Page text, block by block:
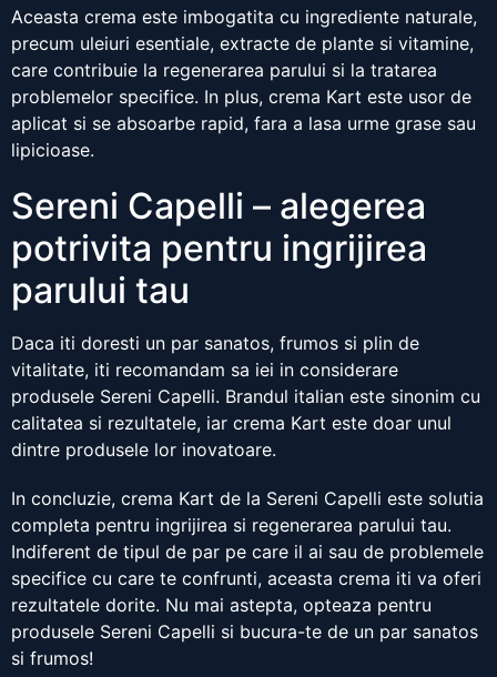
Aceasta crema este imbogatita cu ingrediente naturale,
precum uleiuri esentiale, extracte de plante si vitamine,
care contribuie la regenerarea parului si la tratarea
problemelor specifice. In plus, crema Kart este usor de
aplicat si se absoarbe rapid, fara a lasa urme grase sau
lipicioase.
Sereni Capelli – alegerea
potrivita pentru ingrijirea
parului tau
Daca iti doresti un par sanatos, frumos si plin de
vitalitate, iti recomandam sa iei in considerare
produsele Sereni Capelli. Brandul italian este sinonim cu
calitatea si rezultatele, iar crema Kart este doar unul
dintre produsele lor inovatoare.
In concluzie, crema Kart de la Sereni Capelli este solutia
completa pentru ingrijirea si regenerarea parului tau.
Indiferent de tipul de par pe care il ai sau de problemele
specifice cu care te confrunti, aceasta crema iti va oferi
rezultatele dorite. Nu mai astepta, opteaza pentru
produsele Sereni Capelli si bucura-te de un par sanatos
si frumos!